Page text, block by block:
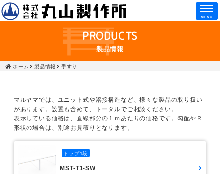
MENU
PRODUCTS
製品情報
ホーム 製品情報 手すり
マルヤマでは、ユニット式や溶接構造など、様々な製品の取り扱い
があります。設置も含めて、トータルでご相談ください。
表示している価格は、直線部分の１ｍあたりの価格です。勾配やＲ
形状の場合は、別途お見積りとなります。
トップ1段
MST-T1-SW